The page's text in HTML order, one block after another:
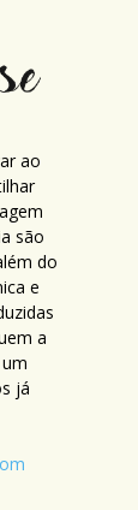
ao
são
do
e
a
já